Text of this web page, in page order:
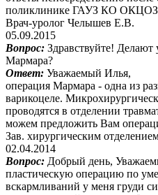
поликлинике ГАУЗ КО
Врач-уролог Челышев Е.В.
05.09.2015
Вопрос: Здравствуйте!
Мармара?
Ответ: Уважаемый Илья,
операция Мармара - одна из
варикоцеле.
проводятся в отделении
можем предложить Вам
Зав. хирургическим
02.04.2014
Вопрос: Добрый день,
пластическую операцию по
вскармливаний у меня груди